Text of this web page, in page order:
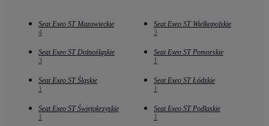
Seat Exeo ST Mazowieckie
4
Seat Exeo ST Wielkopolskie
3
Seat Exeo ST Dolnośląskie
3
Seat Exeo ST Pomorskie
1
Seat Exeo ST Śląskie
1
Seat Exeo ST Łódzkie
1
Seat Exeo ST Świętokrzyskie
1
Seat Exeo ST Podlaskie
1